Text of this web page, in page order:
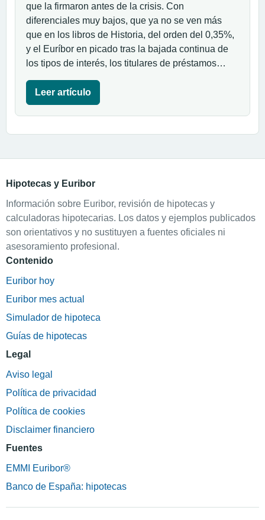
que la firmaron antes de la crisis. Con
diferenciales muy bajos, que ya no se ven más
que en los libros de Historia, del orden del 0,35%,
y el Euríbor en picado tras la bajada continua de
los tipos de interés, los titulares de préstamos…
Leer artículo
Hipotecas y Euribor
Información sobre Euribor, revisión de hipotecas y
calculadoras hipotecarias. Los datos y ejemplos publicados
son orientativos y no sustituyen a fuentes oficiales ni
asesoramiento profesional.
Contenido
Euribor hoy
Euribor mes actual
Simulador de hipoteca
Guías de hipotecas
Legal
Aviso legal
Política de privacidad
Política de cookies
Disclaimer financiero
Fuentes
EMMI Euribor®
Banco de España: hipotecas